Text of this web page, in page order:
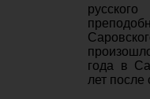
года в
лет после